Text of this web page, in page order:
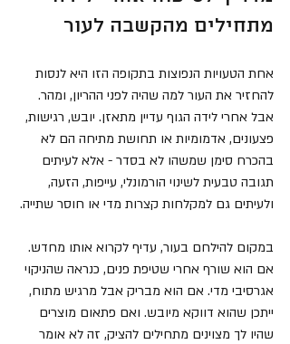
מתחילים מהקשבה לעור
אחת הטעויות הנפוצות בתקופה הזו היא לנסות
להחזיר את העור למה שהיה לפני ההריון, ומהר.
אבל אחרי לידה הגוף עדיין מתאזן. יובש, רגישות,
פצעונים, אדמומיות או תחושת מתיחה הם לא
בהכרח סימן שמשהו לא בסדר - אלא לעיתים
תגובה טבעית לשינוי הורמונלי, עייפות, הזעה,
ולעיתים גם למקלחות קצרות מדי או חוסר שתייה.
במקום להילחם בעור, עדיף לקרוא אותו מחדש.
אם הוא שורף אחרי שטיפת פנים, כנראה שהניקוי
אגרסיבי מדי. אם הוא מבריק אבל מרגיש מתוח,
ייתכן שהוא דווקא מיובש. ואם פתאום מוצרים
שהיו לך מצוינים מתחילים להציק, זה לא אומר